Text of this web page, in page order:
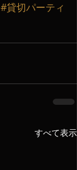
#貸切パーティ
すべて表示